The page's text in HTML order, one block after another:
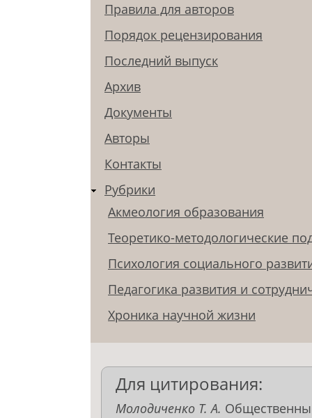
Правила для авторов
Порядок рецензирования
Последний выпуск
Архив
Документы
Авторы
Контакты
Рубрики
Акмеология образования
Теоретико-методологические
Психология социального
Педагогика развития и
Хроника научной жизни
Для цитирования:
Молодиченко Т. А.